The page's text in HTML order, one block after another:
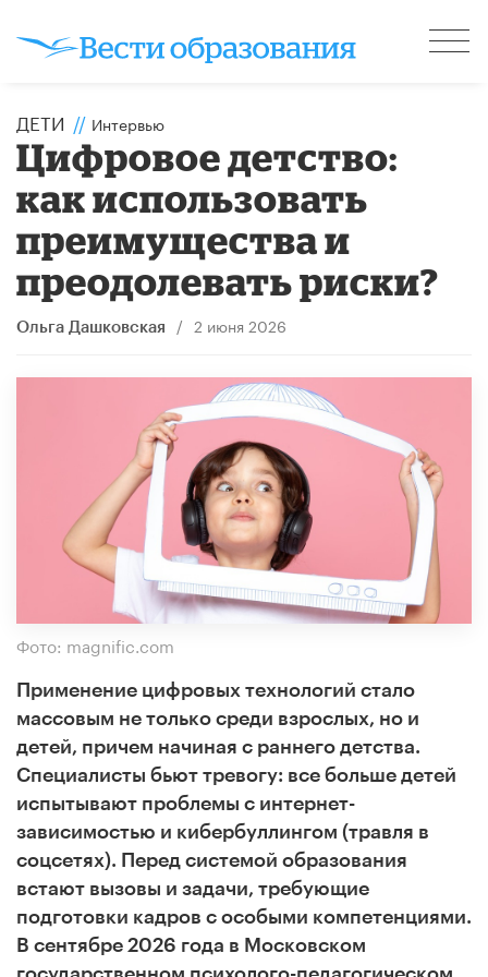
ДЕТИ // Интервью
​Цифровое детство:
как использовать
преимущества и
преодолевать риски?
Ольга Дашковская / 2 июня 2026
Фото: magnific.com
Применение цифровых технологий стало
массовым не только среди взрослых, но и
детей, причем начиная с раннего детства.
Специалисты бьют тревогу: все больше детей
испытывают проблемы с интернет-
зависимостью и кибербуллингом (травля в
соцсетях). Перед системой образования
встают вызовы и задачи, требующие
подготовки кадров с особыми компетенциями.
В сентябре 2026 года в Московском